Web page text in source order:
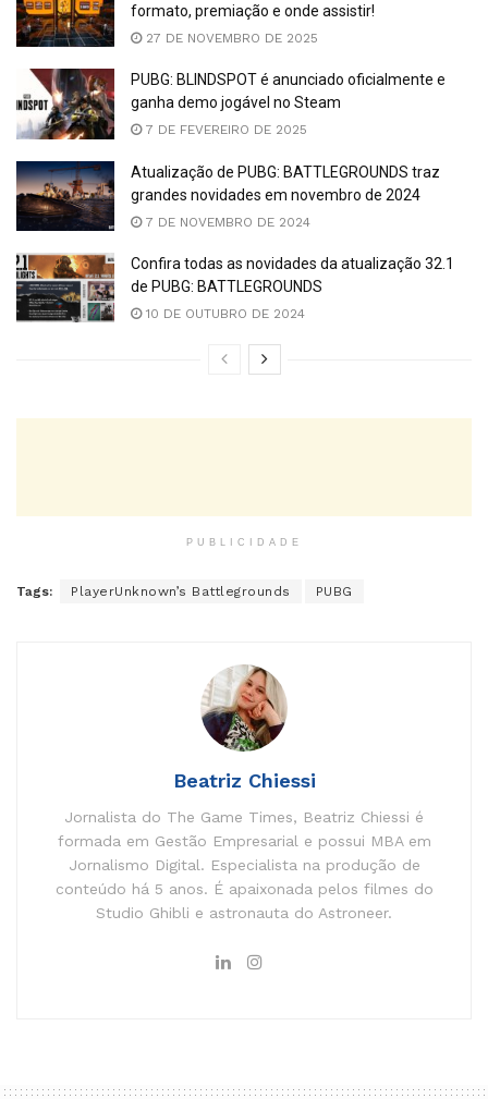
formato, premiação e onde assistir!
27 DE NOVEMBRO DE 2025
PUBG: BLINDSPOT é anunciado oficialmente e
ganha demo jogável no Steam
7 DE FEVEREIRO DE 2025
Atualização de PUBG: BATTLEGROUNDS traz
grandes novidades em novembro de 2024
7 DE NOVEMBRO DE 2024
Confira todas as novidades da atualização 32.1
de PUBG: BATTLEGROUNDS
10 DE OUTUBRO DE 2024
PUBLICIDADE
Tags: PlayerUnknown’s Battlegrounds PUBG
Beatriz Chiessi
Jornalista do The Game Times, Beatriz Chiessi é
formada em Gestão Empresarial e possui MBA em
Jornalismo Digital. Especialista na produção de
conteúdo há 5 anos. É apaixonada pelos filmes do
Studio Ghibli e astronauta do Astroneer.